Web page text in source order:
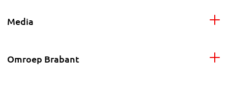
Media
Omroep Brabant